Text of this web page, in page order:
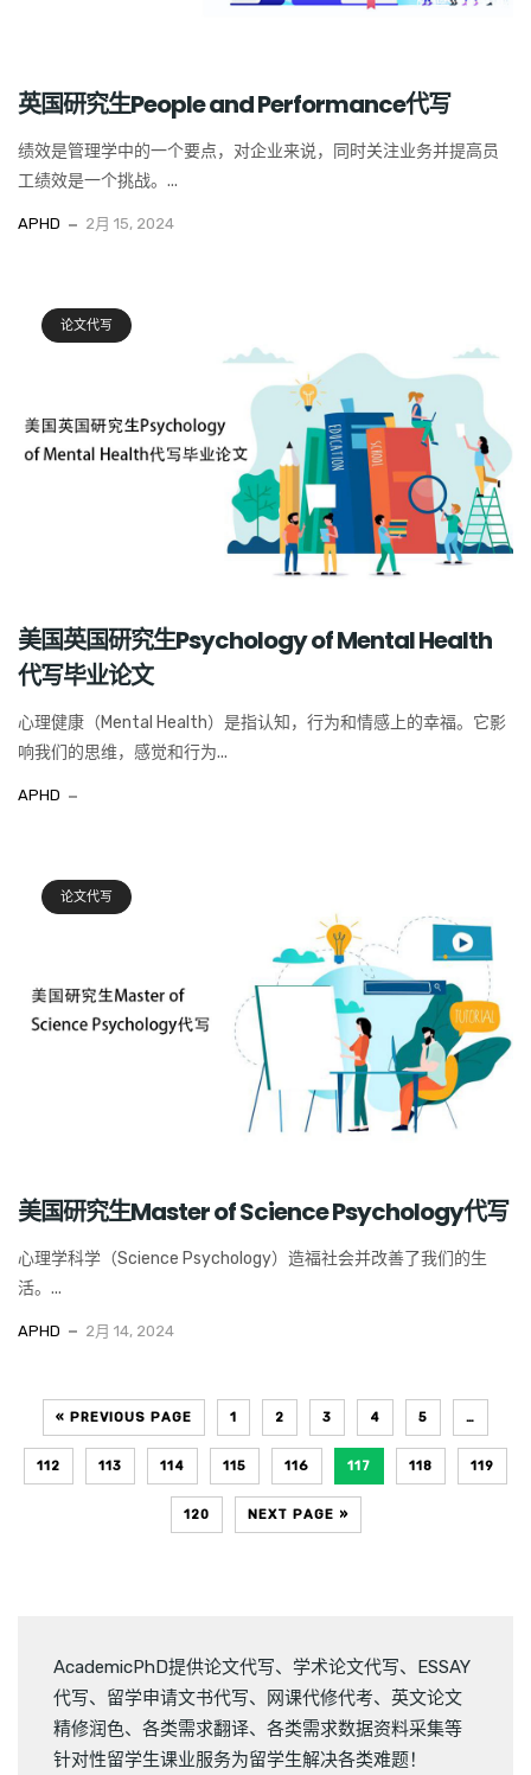
英国研究生People and Performance代写
绩效是管理学中的一个要点，对企业来说，同时关注业务并提高员
工绩效是一个挑战。...
APHD 2月 15, 2024
论文代写
美国英国研究生Psychology of Mental Health
代写毕业论文
心理健康（Mental Health）是指认知，行为和情感上的幸福。它影
响我们的思维，感觉和行为...
APHD
论文代写
美国研究生Master of Science Psychology代写
心理学科学（Science Psychology）造福社会并改善了我们的生
活。...
APHD 2月 14, 2024
« PREVIOUS PAGE 1 2 3 4 5 …
112 113 114 115 116 117 118 119
120 NEXT PAGE »
AcademicPhD提供论文代写、 学术论文代写、 ESSAY
代写、 留学申请文书代写、 网课代修代考、 英文论文
精修润色、 各类需求翻译、 各类需求数据资料采集等
针对性留学生课业服务为留学生解决各类难题！